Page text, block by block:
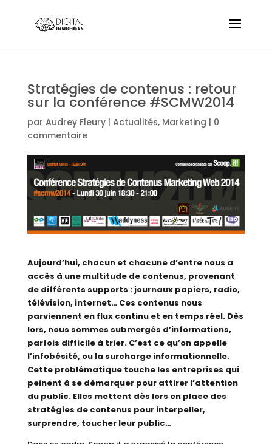
Stratégies de contenus : retour
sur la conférence #SCMW2014
par Audrey Fleury| Actualités, Marketing | 0
commentaire
Aujourd’hui, chacun et chacune d’entre nous a
accès à une multitude de contenus, provenant
de différents supports : journaux papiers, radio,
télévision, internet… Ces contenus nous
parviennent en flux continu et en temps réel. Dès
lors, nous sommes submergés d’informations,
parfois difficile à trier. C’est ce qu’on appelle
l’infobésité, ou la surcharge informationnelle.
Cette problématique touche les entreprises qui
peinent à se démarquer pour attirer l’attention
du public. Elles mettent dès lors en place des
stratégies de contenus pour interpeller,
surprendre, toucher leur public…